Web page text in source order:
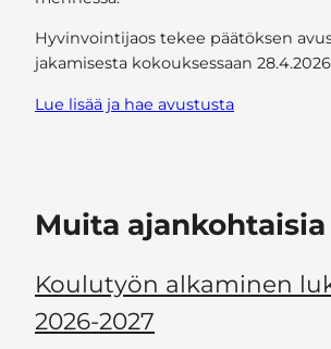
Hyvinvointijaos tekee päätöksen
jakamisesta kokouksessaan
Lue lisää ja hae avustusta
Muita ajankohtaisia
Koulutyön alkaminen
2026-2027